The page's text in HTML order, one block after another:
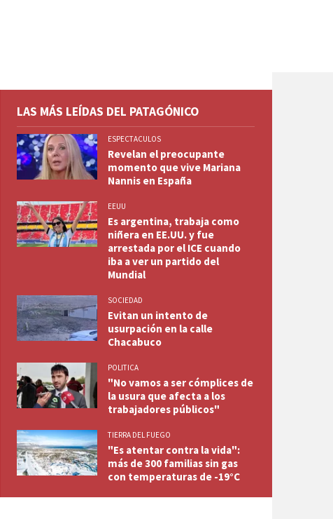
LAS MÁS LEÍDAS DEL PATAGÓNICO
ESPECTACULOS
Revelan el preocupante
momento que vive Mariana
Nannis en España
EEUU
Es argentina, trabaja como
niñera en EE.UU. y fue
arrestada por el ICE cuando
iba a ver un partido del
Mundial
SOCIEDAD
Evitan un intento de
usurpación en la calle
Chacabuco
POLITICA
"No vamos a ser cómplices de
la usura que afecta a los
trabajadores públicos"
TIERRA DEL FUEGO
"Es atentar contra la vida":
más de 300 familias sin gas
con temperaturas de -19°C